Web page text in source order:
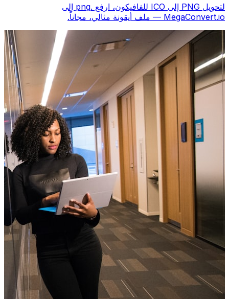
لتحويل PNG إلى ICO للفافيكون، ارفع .png إلى
MegaConvert.io — ملف أيقونة مثالي، مجاناً.